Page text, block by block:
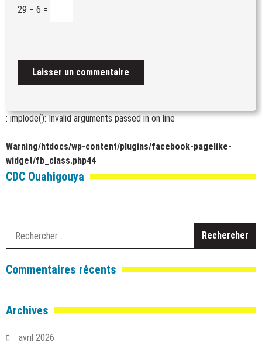
29 − 6 =
: implode(): Invalid arguments passed inon line
Warning/htdocs/wp-content/plugins/facebook-pagelike-
widget/fb_class.php44
CDC Ouahigouya
Commentaires récents
Archives
avril 2026